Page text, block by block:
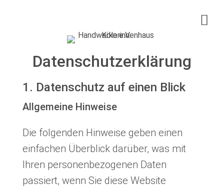
Handwerkerinnenhaus Köln e.V.
Mädchenprojekt Zukunft
Über uns
Infos & Service
Spenden
35 Jahre
Datenschutzerklärung
1. Datenschutz auf einen Blick
Allgemeine Hinweise
Die folgenden Hinweise geben einen
einfachen Überblick darüber, was mit
Ihren personenbezogenen Daten
passiert, wenn Sie diese Website